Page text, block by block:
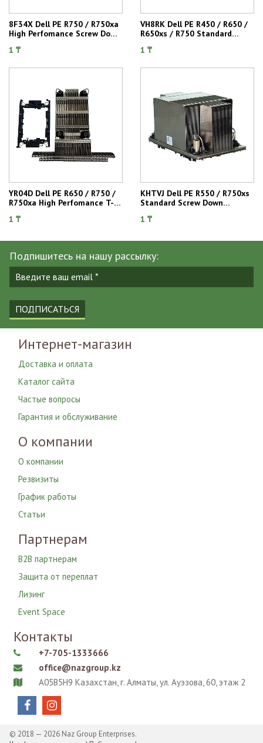
8F34X Dell PE R750 / R750xa
High Perfomance Screw Down
1 ₸
VH8RK Dell PE R450 / R650 /
R650xs / R750 Standard
1 ₸
YR04D Dell PE R650 / R750 /
R750xa High Perfomance T-
1 ₸
KHTVJ Dell PE R550 / R750xs
Standard Screw Down
1 ₸
Подпишитесь на нашу рассылку:
ПОДПИСАТЬСЯ
Интернет-магазин
Доставка и оплата
Каталог сайта
Частые вопросы
Гарантия и обслуживание
О компании
О компании
Резвизиты
График работы
Статьи
Партнерам
B2B партнерам
Защита от переплат
Лизинг
Event Space
Контакты
 +7-705-1333666
 office@nazgroup.kz
 A05B5H9 Казахстан, г. Алматы, ул. Ауэзова, 60, этаж 2
 
© 2018 — 2026 Naz Group Enterprises.